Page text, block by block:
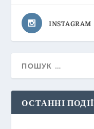
INSTAGRAM
ОСТАННІ ПОДІЇ